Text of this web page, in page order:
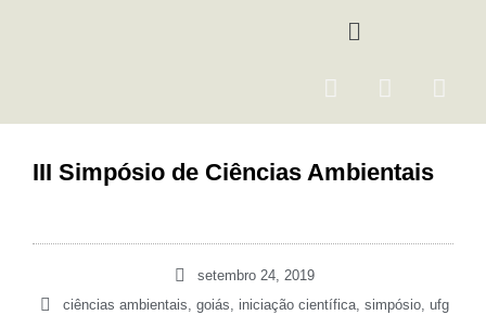
Menu
F
e
b
I
t
a
Y
III Simpósio de Ciências Ambientais
setembro 24, 2019
ciências ambientais, goiás, iniciação científica, simpósio, ufg